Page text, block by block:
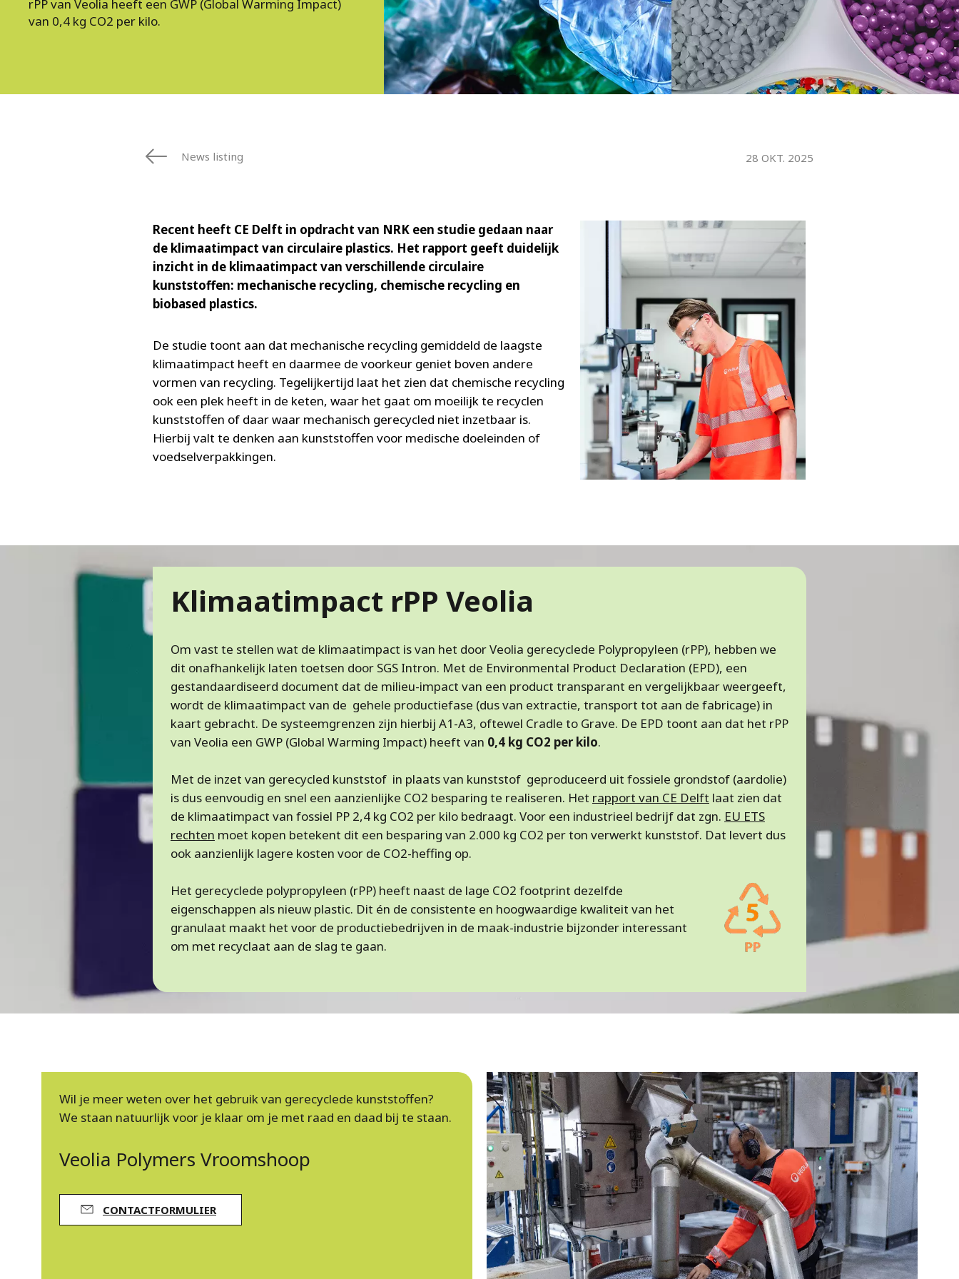
WATER TECHNOLOGIES
rPP van Veolia heeft een GWP (Global Warming Impact)
van 0,4 kg CO2 per kilo.
News listing 28 OKT. 2025
Recent heeft CE Delft in opdracht van NRK een studie gedaan naar
de klimaatimpact van circulaire plastics. Het rapport geeft duidelijk
inzicht in de klimaatimpact van verschillende circulaire
kunststoffen: mechanische recycling, chemische recycling en
biobased plastics.
De studie toont aan dat mechanische recycling gemiddeld de laagste
klimaatimpact heeft en daarmee de voorkeur geniet boven andere
vormen van recycling. Tegelijkertijd laat het zien dat chemische recycling
ook een plek heeft in de keten, waar het gaat om moeilijk te recyclen
kunststoffen of daar waar mechanisch gerecycled niet inzetbaar is.
Hierbij valt te denken aan kunststoffen voor medische doeleinden of
voedselverpakkingen.
Klimaatimpact rPP Veolia
Om vast te stellen wat de klimaatimpact is van het door Veolia gerecyclede Polypropyleen (rPP), hebben we
dit onafhankelijk laten toetsen door SGS Intron. Met de Environmental Product Declaration (EPD), een
gestandaardiseerd document dat de milieu-impact van een product transparant en vergelijkbaar weergeeft,
wordt de klimaatimpact van de gehele productiefase (dus van extractie, transport tot aan de fabricage) in
kaart gebracht. De systeemgrenzen zijn hierbij A1-A3, oftewel Cradle to Grave. De EPD toont aan dat het rPP
van Veolia een GWP (Global Warming Impact) heeft van 0,4 kg CO2 per kilo.
Met de inzet van gerecycled kunststof in plaats van kunststof geproduceerd uit fossiele grondstof (aardolie)
is dus eenvoudig en snel een aanzienlijke CO2 besparing te realiseren. Het rapport van CE Delft laat zien dat
de klimaatimpact van fossiel PP 2,4 kg CO2 per kilo bedraagt. Voor een industrieel bedrijf dat zgn. EU ETS
rechten moet kopen betekent dit een besparing van 2.000 kg CO2 per ton verwerkt kunststof. Dat levert dus
ook aanzienlijk lagere kosten voor de CO2-heffing op.
Het gerecyclede polypropyleen (rPP) heeft naast de lage CO2 footprint dezelfde
eigenschappen als nieuw plastic. Dit én de consistente en hoogwaardige kwaliteit van het
granulaat maakt het voor de productiebedrijven in de maak-industrie bijzonder interessant
om met recyclaat aan de slag te gaan.
Wil je meer weten over het gebruik van gerecyclede kunststoffen?
We staan natuurlijk voor je klaar om je met raad en daad bij te staan.
Veolia Polymers Vroomshoop
CONTACTFORMULIER